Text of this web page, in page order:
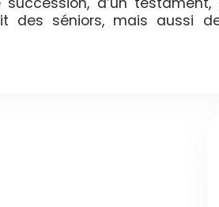
des séniors, mais aussi